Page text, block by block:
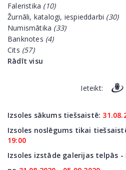
Faleristika (10)
Žurnāli, katalogi, iespieddarbi (30)
Numismātika (33)
Banknotes (4)
Cits (57)
Rādīt visu
Ieteikt:
Izsoles sākums tiešsaistē:
Izsoles noslēgums tikai
19:00
Izsoles izstāde galerijas telpās -